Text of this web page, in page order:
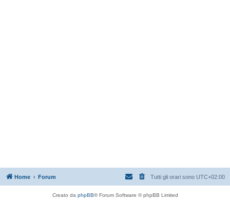
Home Forum Tutti gli orari sono UTC+02:00
Creato da phpBB® Forum Software © phpBB Limited